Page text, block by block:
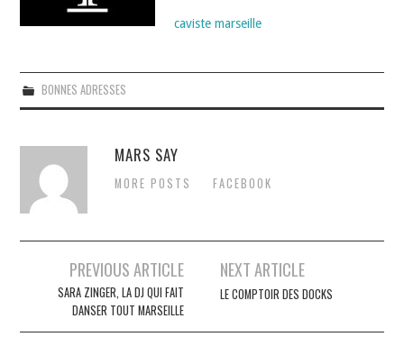
caviste marseille
BONNES ADRESSES
MARS SAY
MORE POSTS FACEBOOK
Navigation
articles
PREVIOUS ARTICLE
SARA ZINGER, LA DJ QUI FAIT
DANSER TOUT MARSEILLE
NEXT ARTICLE
LE COMPTOIR DES DOCKS